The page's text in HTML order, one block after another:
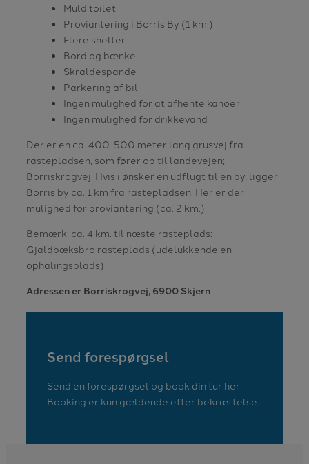
Muld toilet
Proviantering i Borris By (1 km.)
Flere shelter
Bord og bænke
Skraldespande
Parkering af bil
Ingen mulighed for at afhente kanoer
Ingen mulighed for drikkevand
Der er en ca. 400-500 meter lang grusvej fra
rastepladsen, som fører op til landevejen;
Borriskrogvej. Hvis i ønsker en udflugt til en by, ligger
Borris by ca. 1 km fra rastepladsen. Her er der
mulighed for proviantering (ca. 2 km.)
Bemærk: ca. 4 km. til næste rasteplads:
Gjaldbæksbro rasteplads (udelukkende en
ophalingsplads)
Adressen er Borriskrogvej, 6900 Skjern
Send forespørgsel
Send en forespørgsel og book din tur her.
Booking er kun gældende efter bekræftelse.